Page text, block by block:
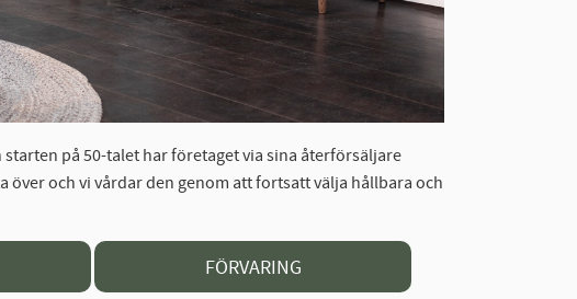
på 50-talet har företaget via sina återförsäljare
och vi vårdar den genom att fortsatt välja hållbara och
FÖRVARING